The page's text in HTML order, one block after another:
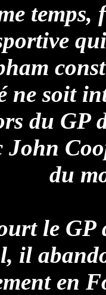
ne soit
du GP
John
du
le GP
il
en